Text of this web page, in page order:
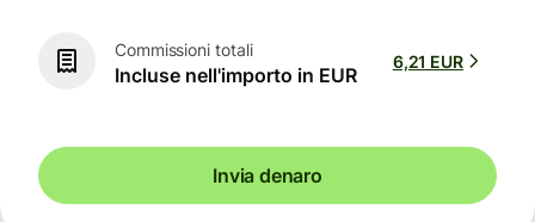
Commissioni totali
Incluse nell'importo in EUR
6,21 EUR
Invia denaro